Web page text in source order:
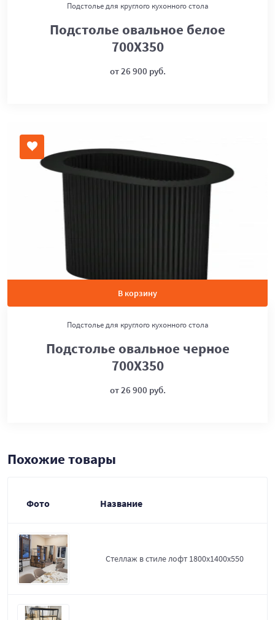
Подстолье для круглого кухонного стола
Подстолье овальное белое
700Х350
от 26 900 руб.
В корзину
Подстолье для круглого кухонного стола
Подстолье овальное черное
700Х350
от 26 900 руб.
Похожие товары
Фото Название
Стеллаж в стиле лофт 1800х1400х550